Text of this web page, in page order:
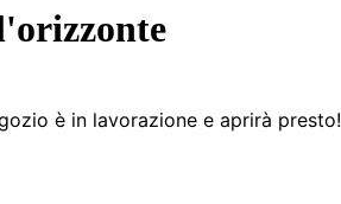
è in lavorazione e aprirà presto!